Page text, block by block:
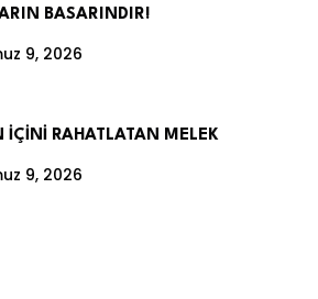
BASARINDIR!
9, 2026
İÇİNİ RAHATLATAN MELEK
9, 2026